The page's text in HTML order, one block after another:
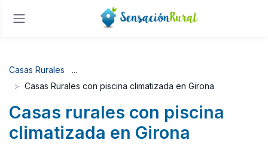
Casas Rurales
Casas Rurales con piscina climatizada en Girona
Casas rurales con piscina
climatizada en Girona